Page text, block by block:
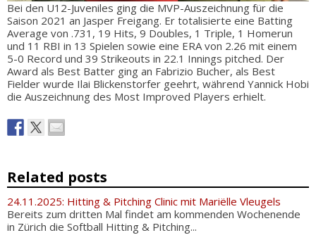
Bei den U12-Juveniles ging die MVP-Auszeichnung für die
Saison 2021 an Jasper Freigang. Er totalisierte eine Batting
Average von .731, 19 Hits, 9 Doubles, 1 Triple, 1 Homerun
und 11 RBI in 13 Spielen sowie eine ERA von 2.26 mit einem
5-0 Record und 39 Strikeouts in 22.1 Innings pitched. Der
Award als Best Batter ging an Fabrizio Bucher, als Best
Fielder wurde Ilai Blickenstorfer geehrt, während Yannick Hobi
die Auszeichnung des Most Improved Players erhielt.
Related posts
24.11.2025: Hitting & Pitching Clinic mit Mariëlle Vleugels
Bereits zum dritten Mal findet am kommenden Wochenende
in Zürich die Softball Hitting & Pitching...